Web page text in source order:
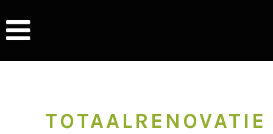
TOTAALRENOVATIE